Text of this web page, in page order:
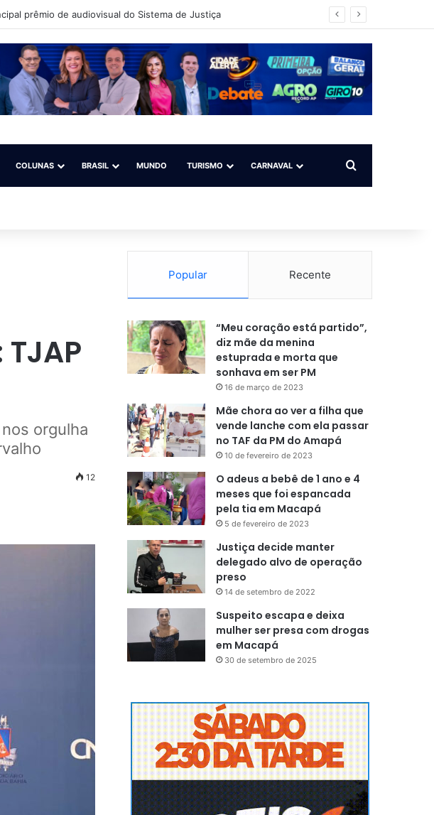
prêmio de audiovisual do Sistema de Justiça
COLUNAS BRASIL MUNDO TURISMO CARNAVAL Procurar por
orgulha
12
Popular Recente
“Meu coração está partido”,
diz mãe da menina
estuprada e morta que
sonhava em ser PM
16 de março de 2023
Mãe chora ao ver a filha que
vende lanche com ela passar
no TAF da PM do Amapá
10 de fevereiro de 2023
O adeus a bebê de 1 ano e 4
meses que foi espancada
pela tia em Macapá
5 de fevereiro de 2023
Justiça decide manter
delegado alvo de operação
preso
14 de setembro de 2022
Suspeito escapa e deixa
mulher ser presa com drogas
em Macapá
30 de setembro de 2025